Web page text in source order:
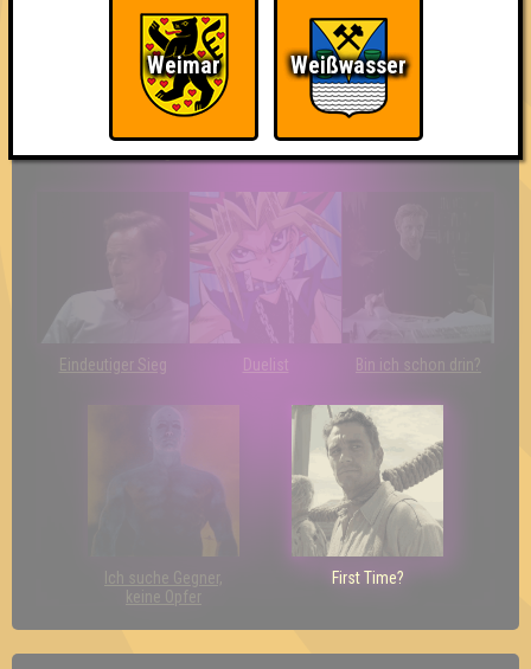
So kurz vorm Sieg! Wir sind ERSTER?! Streber
Eindeutiger Sieg Duelist Bin ich schon drin?
Ich suche Gegner,
keine Opfer
First Time?
Weimar Weißwasser